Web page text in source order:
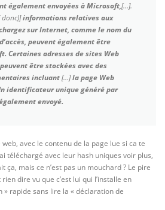
également envoyées à Microsoft,[…].
informations relatives aux
sur Internet, comme le nom du
peuvent également être
Certaines adresses de sites Web
être stockées avec des
incluant[…]la page Web
identificateur unique généré par
envoyé.
avec le contenu de la page lue si ca te
téléchargé avec leur hash uniques voir plus,
ça, mais ce n’est pas un mouchard ? Le pire
dire vu que c’est lui qui l’installe en
rapide sans lire la « déclaration de